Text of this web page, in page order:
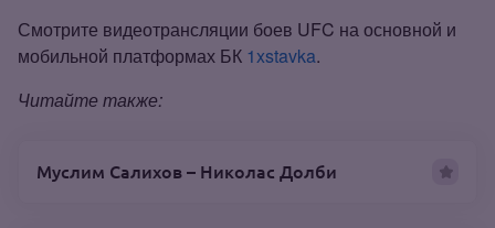
Смотрите видеотрансляции боев UFC на основной и
мобильной платформах БК 1xstavka.
Читайте также:
Муслим Салихов – Николас Долби